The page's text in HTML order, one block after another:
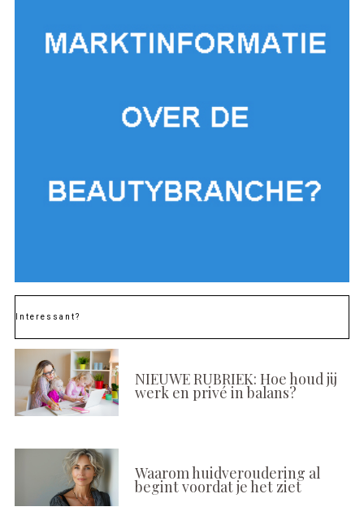
Interessant?
NIEUWE RUBRIEK: Hoe houd jij
werk en privé in balans?
Waarom huidveroudering al
begint voordat je het ziet